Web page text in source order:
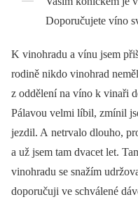
Doporučujete víno
K vinohradu a vínu jsem
rodině nikdo vinohrad
z oddělení na víno k vinaři
Pálavou velmi líbil, zmínil
jezdil. A netrvalo dlouho,
a už jsem tam dvacet let.
vinohradu se snažím
doporučuji ve schválené